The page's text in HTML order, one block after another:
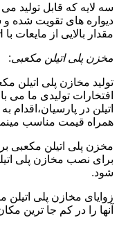
سه لایه که قابل تولید
دیواره های تقویت شده و
مقدار بالایی از مایعات با PH بالا و پایین را دارد.
مخزن پلی اتیلن مکعبی:
افتخارات تولیدی ما می
اتیلن در پارسیان،اقدام
همراه قیمت مناسب
مخزن پلی اتیلن مکعبی
برای نصب مخازن پلی
شود.
زوایای مخازن پلی اتیلن
آنها را در کم جا ترین